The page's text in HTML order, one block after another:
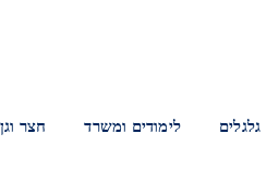
גלגלים לימודים ומשרד חצר וגן